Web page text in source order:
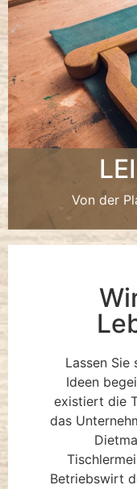
Von der
Lassen Sie
Ideen
existiert die
das
Betriebswirt